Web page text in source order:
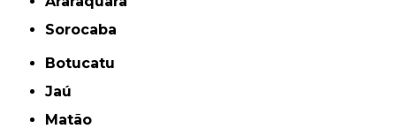
Sorocaba
Botucatu
Jaú
Matão